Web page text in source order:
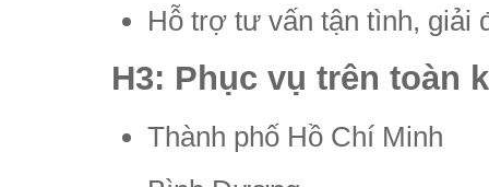
Hỗ trợ tư vấn tận tình, giải
H3: Phục vụ trên toàn
Thành phố Hồ Chí Minh